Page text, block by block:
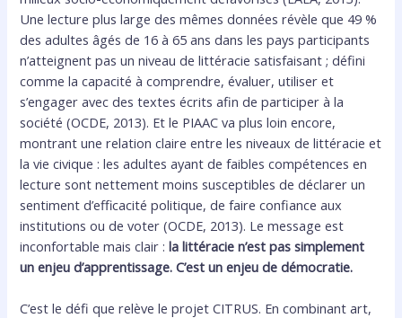
Une lecture plus large des mêmes données révèle que 49 %
des adultes âgés de 16 à 65 ans dans les pays participants
n’atteignent pas un niveau de littéracie satisfaisant ; défini
comme la capacité à comprendre, évaluer, utiliser et
s’engager avec des textes écrits afin de participer à la
société (OCDE, 2013). Et le PIAAC va plus loin encore,
montrant une relation claire entre les niveaux de littéracie et
la vie civique : les adultes ayant de faibles compétences en
lecture sont nettement moins susceptibles de déclarer un
sentiment d’efficacité politique, de faire confiance aux
institutions ou de voter (OCDE, 2013). Le message est
inconfortable mais clair :la littéracie n’est pas simplement
un enjeu d’apprentissage. C’est un enjeu de démocratie.
C’est le défi que relève le projet CITRUS. En combinant art,